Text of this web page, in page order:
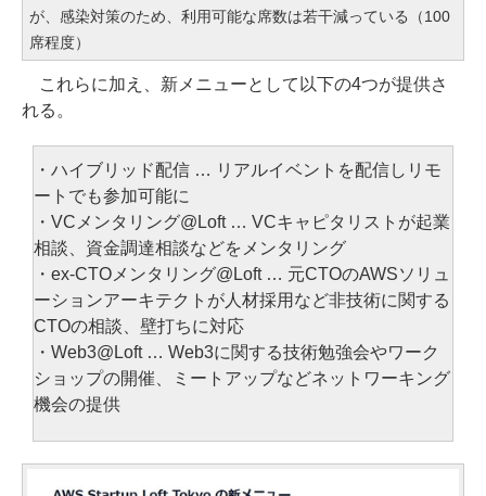
が、感染対策のため、利用可能な席数は若干減っている（100
席程度）
これらに加え、新メニューとして以下の4つが提供さ
れる。
・ハイブリッド配信 … リアルイベントを配信しリモ
ートでも参加可能に
・VCメンタリング@Loft … VCキャピタリストが起業
相談、資金調達相談などをメンタリング
・ex-CTOメンタリング@Loft … 元CTOのAWSソリュ
ーションアーキテクトが人材採用など非技術に関する
CTOの相談、壁打ちに対応
・Web3@Loft … Web3に関する技術勉強会やワーク
ショップの開催、ミートアップなどネットワーキング
機会の提供